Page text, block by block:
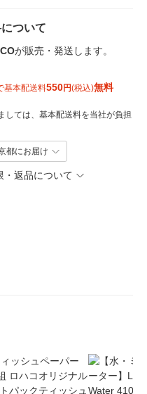
ついて
が販売・発送します。
基本配送料550円(税込)無料
しては、基本配送料を当社が負担
都にお届け
・返品について